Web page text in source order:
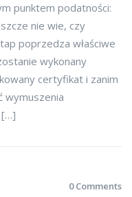
punktem podatności:
nie wie, czy
poprzedza właściwe
wykonany
certyfikat i zanim
wymuszenia
[…]
0 Comments